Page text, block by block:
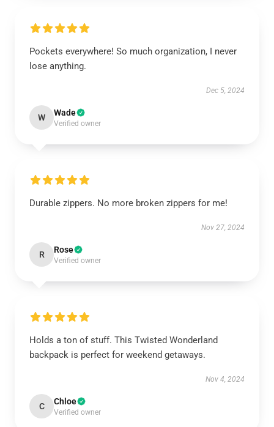
Pockets everywhere! So much organization, I never
lose anything.
Dec 5, 2024
W Wade
Verified owner
Durable zippers. No more broken zippers for me!
Nov 27, 2024
R Rose
Verified owner
Holds a ton of stuff. This Twisted Wonderland
backpack is perfect for weekend getaways.
Nov 4, 2024
C Chloe
Verified owner